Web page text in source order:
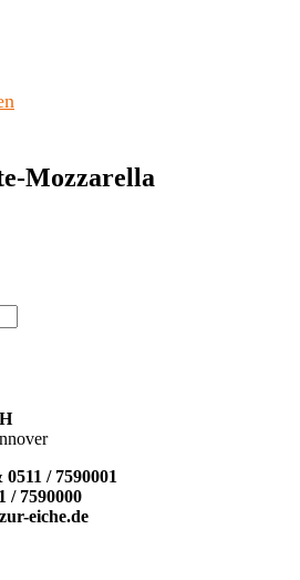
Mozzarella
/ 7590001
/ 7590000
eiche.de